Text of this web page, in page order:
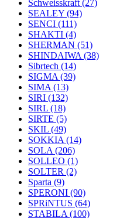
Schweisskraft (27)
SEALEY (94)
SENCI (111)
SHAKTI (4)
SHERMAN (51)
SHINDAIWA (38)
Sibrtech (14)
SIGMA (39)
SIMA (13)
SIRI (132)
SIRL (18)
SIRTE (5)
SKIL (49)
SOKKIA (14)
SOLA (206)
SOLLEO (1)
SOLTER (2)
Sparta (9)
SPERONI (90)
SPRiNTUS (64)
STABILA (100)